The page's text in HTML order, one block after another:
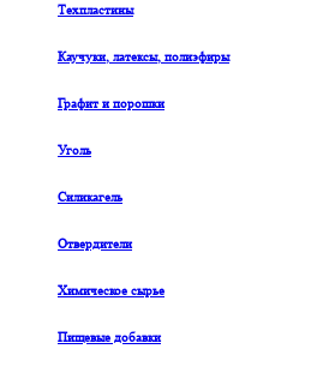
Техпластины
Каучуки, латексы, полиэфиры
Графит и порошки
Уголь
Силикагель
Отвердители
Химическое сырье
Пищевые добавки